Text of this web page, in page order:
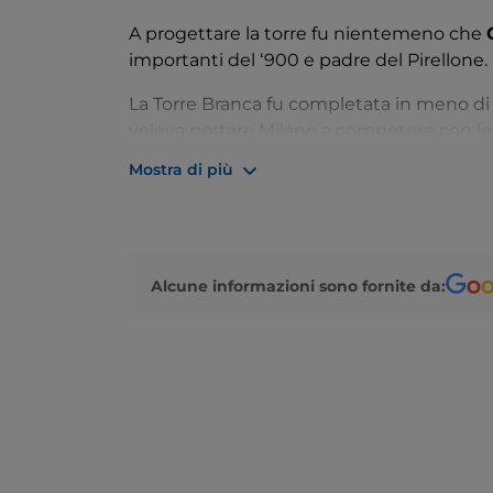
A progettare la torre fu nientemeno che
importanti del ‘900 e padre del Pirellone.
La Torre Branca fu completata in meno
abbandonato e ne fu dichiarata
amplissimi panorami sulla città, previo
presente sulla sommità, ma è stato
Mostra di più
Alcune informazioni sono fornite da: